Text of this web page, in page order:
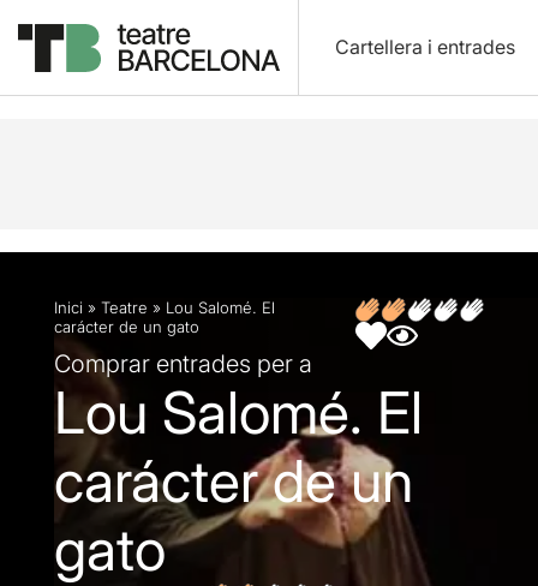
Cartellera i entrades
Descripció Fitxa artística Opinions
Inici » Teatre » Lou Salomé. El
carácter de un gato
Comprar entrades per a
Lou Salomé. El
carácter de un
gato